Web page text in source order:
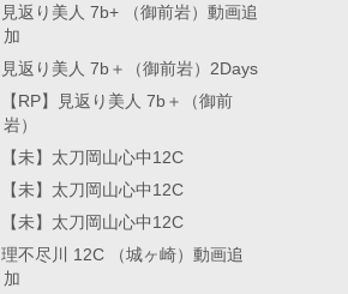
見返り美人 7b+ （御前岩）動画追
加
見返り美人 7b＋（御前岩）2Days
【RP】見返り美人 7b＋（御前
岩）
【未】太刀岡山心中12C
【未】太刀岡山心中12C
【未】太刀岡山心中12C
理不尽川 12C （城ヶ崎）動画追
加